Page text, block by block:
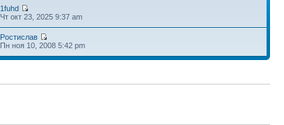
1fuhd
Чт окт 23, 2025 9:37 am
Ростислав
Пн ноя 10, 2008 5:42 pm